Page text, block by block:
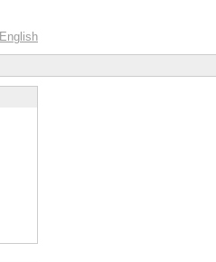
English